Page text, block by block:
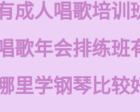
成人唱歌培训
歌年会排练班
里学钢琴比较